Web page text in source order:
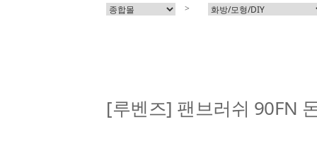
>
[루벤즈] 팬브러쉬 90FN